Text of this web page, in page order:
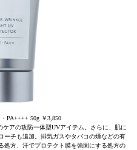
PA++++ 50g ￥3,850
アの攻防一体型UVアイテム。さらに、肌に
ーチも追加。排気ガスやタバコの煙などの有
処方、汗でプロテクト膜を強固にする処方の